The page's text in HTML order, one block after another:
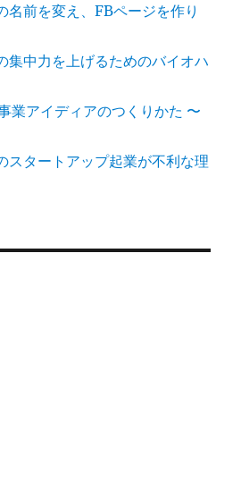
名前を変え、FBページを作り
集中力を上げるためのバイオハ
業アイディアのつくりかた 〜
スタートアップ起業が不利な理